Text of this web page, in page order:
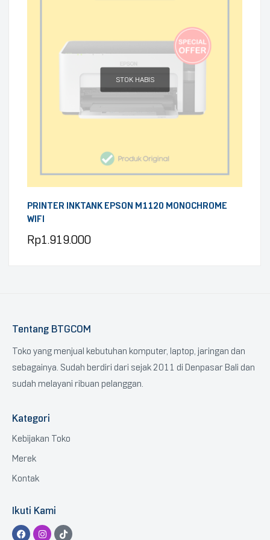
STOK HABIS
PRINTER INKTANK EPSON M1120 MONOCHROME
WIFI
Rp1.919.000
Tentang BTGCOM
Toko yang menjual kebutuhan komputer, laptop, jaringan dan
sebagainya. Sudah berdiri dari sejak 2011 di Denpasar Bali dan
sudah melayani ribuan pelanggan.
Kategori
Kebijakan Toko
Merek
Kontak
Ikuti Kami